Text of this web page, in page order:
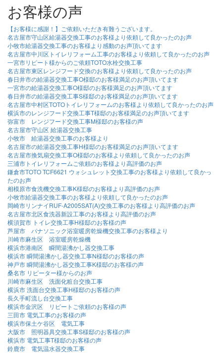
お客様の声
【お客様に感謝！】ご依頼いただき有難うございます。
名古屋市守山区給湯器交換工事のお客様より依頼して良かったのお声
小牧市給湯器交換工事のお客様より感動のお声頂いてます
名古屋市中川区トイレリフォーム工事のお客様より依頼して良かったのお声
一宮市リピート様からのご依頼TOTO水栓交換工事
名古屋市東区レンジフード交換のお客様より依頼して良かったのお声
春日井市の給湯器交換工事O様邸のお客様満足のお声頂いてます
一宮市の給湯器交換工事O様邸のお客様満足のお声頂いてます
春日井市の給湯器交換工事S様邸のお客様満足のお声頂いてます
名古屋市中村区TOTOトイレリフォームのお客様より依頼して良かったのお声
横浜市のレンジフード交換工事T様邸のお客様満足のお声頂いてます
弥富市 レンジフード交換工事M様邸のお客様の声
名古屋市守山区 給湯器交換工事
小牧市 給湯器交換工事のお客様より
名古屋市の給湯器交換工事H様邸のお客様満足のお声頂いてます
名古屋市換気扇交換工事O様邸のお客様より依頼して良かったのお声
三浦市トイレリフォームご依頼のお客様より高評価のお声
鎌倉市TOTO TCF6621 ウォシュレット交換工事のお客様より依頼して良かっ
たのお声
相模原市食洗機交換工事K様邸のお客様より高評価のお声
小牧市給湯器交換工事のお客様より依頼して良かったのお声
岡崎市リンナイRUF-A2005SAT(A)交換工事のお客様より高評価のお声
名古屋市北区食洗器新設工事のお客様より高評価のお声
横須賀市 トイレ交換工事H様邸のお客様の声
芦屋市 パナソニック浴室暖房乾燥機交換工事のお客様より
川崎市麻生区 浴室暖房乾燥機
横浜市港南区 瞬間湯沸かし器交換工事
横浜市 瞬間湯沸かし器交換工事N様邸のお客様の声
神戸市 瞬間湯沸かし器交換工事K様邸のお客様の声
桑名市 リピーター様からのお声
川崎市麻生区 洗面化粧台交換工事
横浜市 洗面台交換工事H様邸のお客様の声
長久手町流し台交換工事
横浜市金沢区 リピートご依頼のお客様の声
三田市 電気工事のお客様の声
横浜市保土ケ谷区 電気工事
大阪市 照明器具交換工事S様邸のお客様の声
横浜市 電気工事T様邸のお客様の声
鈴鹿市 電気温水器交換工事